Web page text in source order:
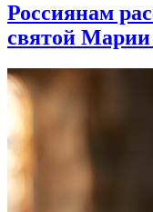
Россиянам
святой